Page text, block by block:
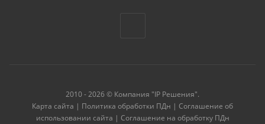
2010 - 2026 © Компания "IP Решения".
Карта сайта | Политика обработки ПДн | Соглашение об
использовании сайта | Соглашение на обработку ПДн